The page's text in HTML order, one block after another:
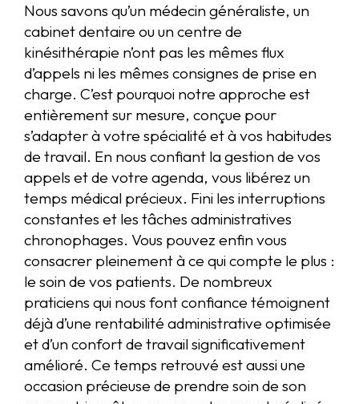
Nous savons qu’un médecin généraliste, un
cabinet dentaire ou un centre de
kinésithérapie n’ont pas les mêmes flux
d’appels ni les mêmes consignes de prise en
charge. C’est pourquoi notre approche est
entièrement sur mesure, conçue pour
s’adapter à votre spécialité et à vos habitudes
de travail. En nous confiant la gestion de vos
appels et de votre agenda, vous libérez un
temps médical précieux. Fini les interruptions
constantes et les tâches administratives
chronophages. Vous pouvez enfin vous
consacrer pleinement à ce qui compte le plus :
le soin de vos patients. De nombreux
praticiens qui nous font confiance témoignent
déjà d’une rentabilité administrative optimisée
et d’un confort de travail significativement
amélioré. Ce temps retrouvé est aussi une
occasion précieuse de prendre soin de son